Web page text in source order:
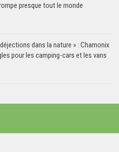
presque tout le monde
dans la nature » : Chamonix
pour les camping-cars et les vans